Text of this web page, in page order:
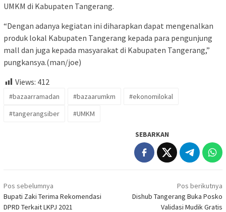
UMKM di Kabupaten Tangerang.
“Dengan adanya kegiatan ini diharapkan dapat mengenalkan
produk lokal Kabupaten Tangerang kepada para pengunjung
mall dan juga kepada masyarakat di Kabupaten Tangerang,”
pungkansya.(man/joe)
Views: 412
#bazaarramadan #bazaarumkm
#ekonomilokal
#tangerangsiber
#UMKM
SEBARKAN
Navigasi
pos
Pos sebelumnya
Bupati Zaki Terima Rekomendasi
DPRD Terkait LKPJ 2021
Pos berikutnya
Dishub Tangerang Buka Posko
Validasi Mudik Gratis